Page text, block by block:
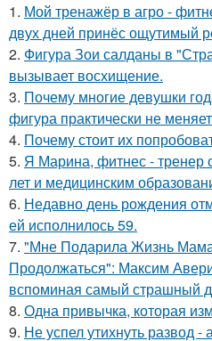
1. Мой тренажёр в агро -
двух дней принёс ощутимый
2. Фигура Зои салданы в
вызывает восхищение.
3. Почему многие девушки
фигура практически не
4. Почему стоит их
5. Я Марина, фитнес - тренер
лет и медицинским
6. Недавно день рождения
ей исполнилось 59.
7. "Мне Подарила Жизнь
Продолжаться": Максим
вспоминая самый страшный
8. Одна привычка, которая
9. Не успел утихнуть развод